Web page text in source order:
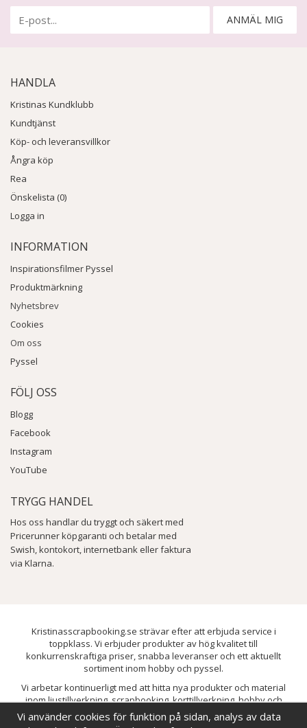
ANMÄL MIG
HANDLA
Kristinas Kundklubb
Kundtjänst
Köp- och leveransvillkor
Ångra köp
Rea
Önskelista (0)
Logga in
INFORMATION
Inspirationsfilmer Pyssel
Produktmärkning
Nyhetsbrev
Cookies
Om oss
Pyssel
FÖLJ OSS
Blogg
Facebook
Instagram
YouTube
TRYGG HANDEL
Hos oss handlar du tryggt och säkert med
Pricerunner köpgaranti och betalar med
Swish, kontokort, internetbank eller faktura
via Klarna.
Kristinasscrapbooking.se strävar efter att erbjuda service i
toppklass. Vi erbjuder produkter av hög kvalitet till
konkurrenskraftiga priser, snabba leveranser och ett aktuellt
sortiment inom hobby och pyssel.
Vi arbetar kontinuerligt med att hitta nya produkter och material
inom ljustillverkning, scrapbooking, korttillverkning, hobby och
pyssel. Målet är att bredda sortimentet och löpande förbättra och
utveckla vårt utbud, så att du alltid kan hitta det du behöver hos oss.
Vi använder cookies för funktion på sidan, analys av data